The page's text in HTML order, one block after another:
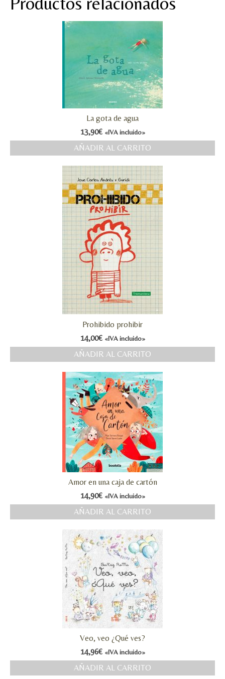
La gota de agua
13,90€ «IVA incluido»
AÑADIR AL CARRITO
Prohibido prohibir
14,00€ «IVA incluido»
AÑADIR AL CARRITO
Amor en una caja de cartón
14,90€ «IVA incluido»
AÑADIR AL CARRITO
Veo, veo ¿Qué ves?
14,96€ «IVA incluido»
AÑADIR AL CARRITO